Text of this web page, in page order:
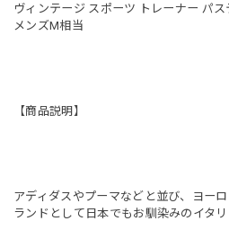
ヴィンテージ スポーツ トレーナー パ
メンズM相当
【商品説明】
アディダスやプーマなどと並び、ヨー
ランドとして日本でもお馴染みのイタ